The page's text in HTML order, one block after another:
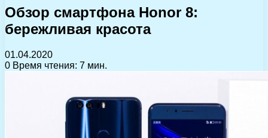
Обзор смартфона Honor 8:
бережливая красота
01.04.2020
0 Время чтения: 7 мин.